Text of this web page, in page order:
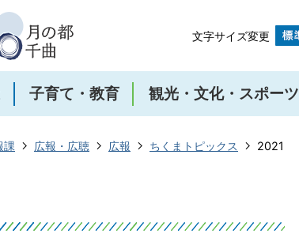
文字サイズ変更
子育て・教育 観光・文化・スポーツ
課 広報・広聴 広報 ちくまトピックス 2021